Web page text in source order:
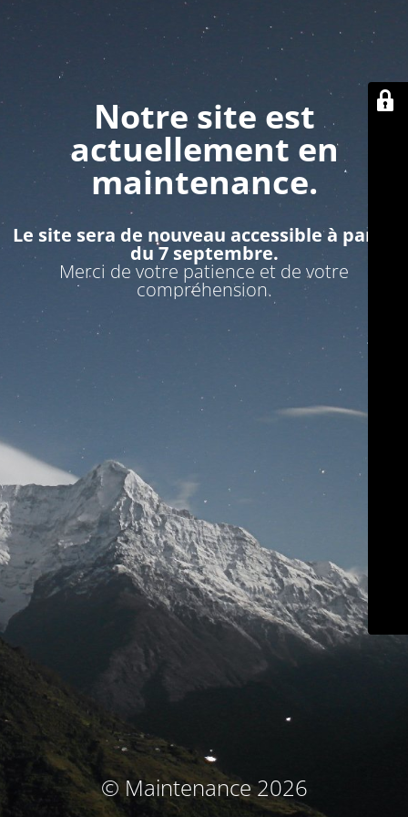
Notre site est
actuellement en
maintenance.
Le site sera de nouveau accessible à partir
du 7 septembre.
Merci de votre patience et de votre
compréhension.
© Maintenance 2026